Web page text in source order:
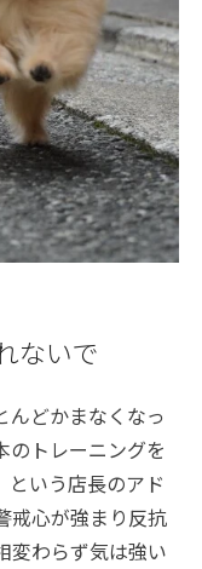
ないで
どかまなくなっ
のトレーニングを
という店長のアド
戒心が強まり反抗
変わらず気は強い